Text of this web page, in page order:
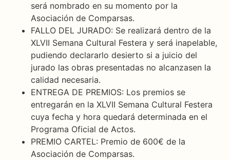
será nombrado en su momento por la
Asociación de Comparsas.
FALLO DEL JURADO: Se realizará dentro de la
XLVII Semana Cultural Festera y será inapelable,
pudiendo declararlo desierto si a juicio del
jurado las obras presentadas no alcanzasen la
calidad necesaria.
ENTREGA DE PREMIOS: Los premios se
entregarán en la XLVII Semana Cultural Festera
cuya fecha y hora quedará determinada en el
Programa Oficial de Actos.
PREMIO CARTEL: Premio de 600€ de la
Asociación de Comparsas.